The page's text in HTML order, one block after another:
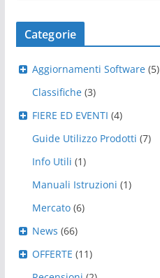
Categorie
Aggiornamenti Software (5)
Classifiche (3)
FIERE ED EVENTI (4)
Guide Utilizzo Prodotti (7)
Info Utili (1)
Manuali Istruzioni (1)
Mercato (6)
News (66)
OFFERTE (11)